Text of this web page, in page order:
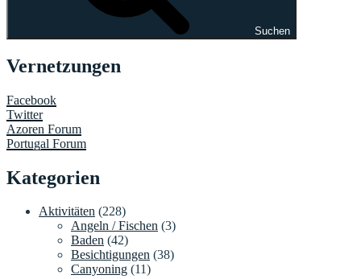
Suchen
Vernetzungen
Facebook
Twitter
Azoren Forum
Portugal Forum
Kategorien
Aktivitäten (228)
Angeln / Fischen (3)
Baden (42)
Besichtigungen (38)
Canyoning (11)